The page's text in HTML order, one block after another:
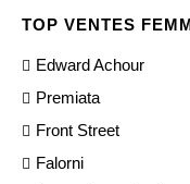
TOP VENTES
Edward Achour
Premiata
Front Street
Falorni